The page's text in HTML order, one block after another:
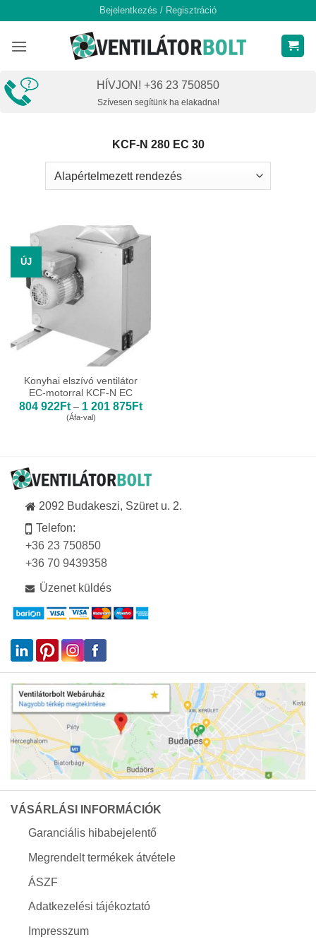
content
Bejelentkezés / Regisztráció
HÍVJON! +36 23 750850
Szívesen segítünk ha elakadna!
KCF-N 280 EC 30
ÚJ
Konyhai elszívó ventilátor
EC-motorral KCF-N EC
804 922Ft – 1 201 875FtÁrtartomány:
(Áfa-val)
2092 Budakeszi, Szüret u. 2.
Telefon:
+36 23 750850
+36 70 9439358
Üzenet küldés
VÁSÁRLÁSI INFORMÁCIÓK
Garanciális hibabejelentő
Megrendelt termékek átvétele
ÁSZF
Adatkezelési tájékoztató
Impresszum